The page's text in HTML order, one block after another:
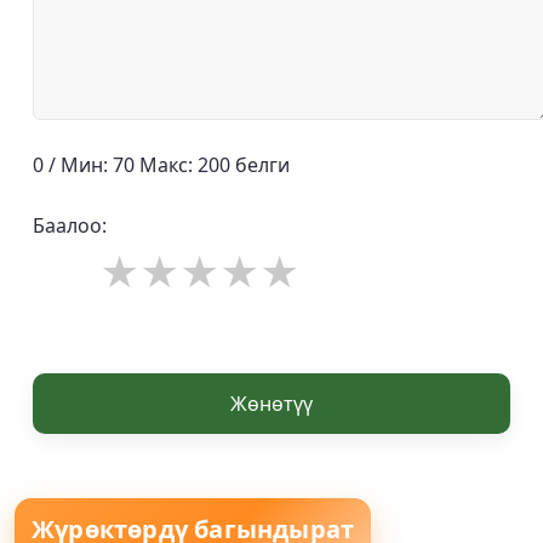
0 / Мин: 70 Макс: 200 белги
Баалоо:
Жөнөтүү
Жүрөктөрдү багындырат